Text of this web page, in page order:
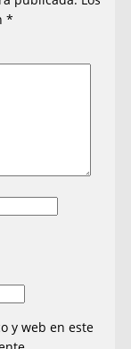
*
y web en este